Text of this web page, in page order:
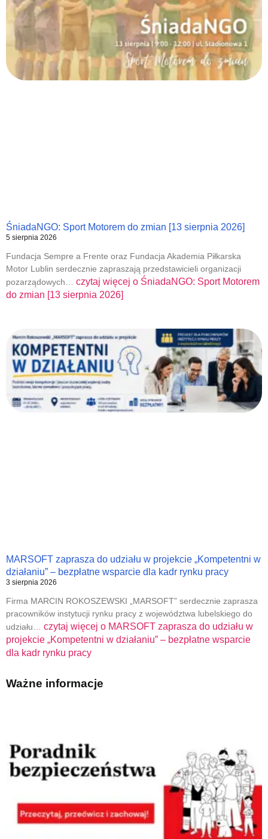
ŚniadaNGO: Sport Motorem do zmian [13 sierpnia 2026]
5 sierpnia 2026
Fundacja Sempre a Frente oraz Fundacja Akademia Piłkarska
Motor Lublin serdecznie zapraszają przedstawicieli organizacji
pozarządowych… czytaj więcej o ŚniadaNGO: Sport Motorem
do zmian [13 sierpnia 2026]
MARSOFT zaprasza do udziału w projekcie „Kompetentni w
działaniu” – bezpłatne wsparcie dla kadr rynku pracy
3 sierpnia 2026
Firma MARCIN ROKOSZEWSKI „MARSOFT” serdecznie zaprasza
pracowników instytucji rynku pracy z województwa lubelskiego do
udziału… czytaj więcej o MARSOFT zaprasza do udziału w
projekcie „Kompetentni w działaniu” – bezpłatne wsparcie
dla kadr rynku pracy
Ważne informacje